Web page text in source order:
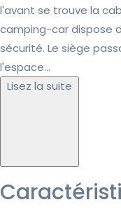
l'avant se trouve la
camping-car dispose
sécurité. Le siège
l'espace...
Lisez la suite